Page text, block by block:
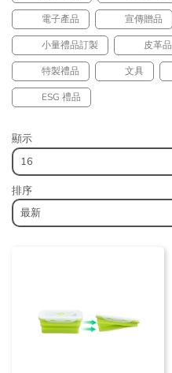
電子產品 宣傳贈品
小量禮品訂製 皮革品
特製禮品 文具
ESG 禮品
顯示
排序